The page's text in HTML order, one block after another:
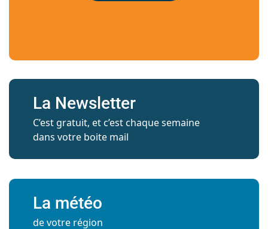
La Newsletter
C’est gratuit, et c’est chaque semaine
dans votre boite mail
La météo
de votre région